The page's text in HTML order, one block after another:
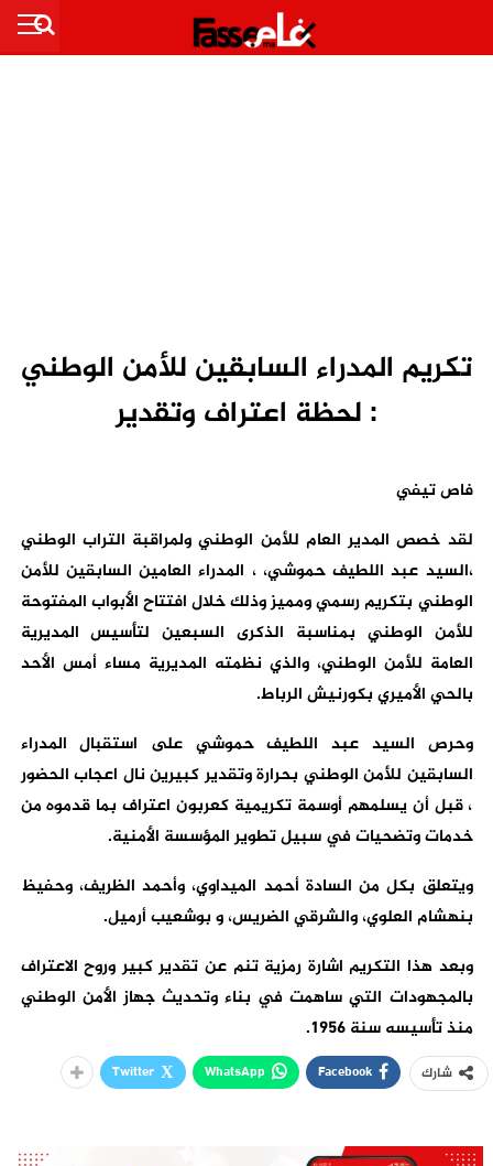
تكريم المدراء السابقين للأمن الوطني
: لحظة اعتراف وتقدير
فاص تيفي
لقد خصص المدير العام للأمن الوطني ولمراقبة التراب الوطني
،السيد عبد اللطيف حموشي، ، المدراء العامين السابقين للأمن
الوطني بتكريم رسمي ومميز وذلك خلال افتتاح الأبواب المفتوحة
للأمن الوطني بمناسبة الذكرى السبعين لتأسيس المديرية
العامة للأمن الوطني، والذي نظمته المديرية مساء أمس الأحد
بالحي الأميري بكورنيش الرباط.
وحرص السيد عبد اللطيف حموشي على استقبال المدراء
السابقين للأمن الوطني بحرارة وتقدير كبيرين نال اعجاب الحضور
، قبل أن يسلمهم أوسمة تكريمية كعربون اعتراف بما قدموه من
خدمات وتضحيات في سبيل تطوير المؤسسة الأمنية.
ويتعلق بكل من السادة أحمد الميداوي، وأحمد الظريف، وحفيظ
بنهشام العلوي، والشرقي الضريس، و بوشعيب أرميل.
وبعد هذا التكريم اشارة رمزية تنم عن تقدير كبير وروح الاعتراف
بالمجهودات التي ساهمت في بناء وتحديث جهاز الأمن الوطني
منذ تأسيسه سنة 1956.
شارك Facebook
WhatsApp
Twitter